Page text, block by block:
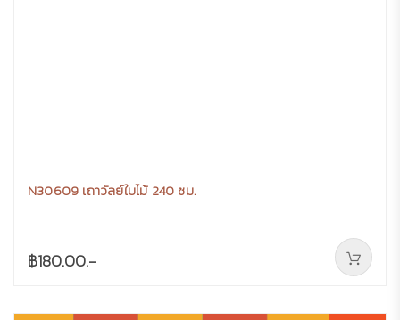
N30609 เถาวัลย์ใบไม้ 240 ซม.
฿180.00.-